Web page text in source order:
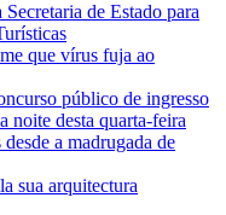
de Estado para
que vírus fuja ao
público de ingresso
noite desta quarta-feira
a madrugada de
sua arquitectura